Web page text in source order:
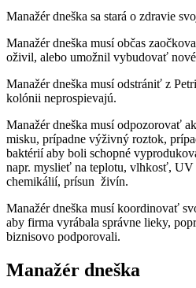
Manažér dneška sa stará o zdravie
Manažér dneška musí občas
oživil, alebo umožnil vybudovať
Manažér dneška musí odstrániť z
kolónii neprospievajú.
Manažér dneška musí odpozorovať
misku, prípadne výživný roztok,
baktérií aby boli schopné
napr. myslieť na teplotu, vlhkosť,
chemikálií, prísun živín.
Manažér dneška musí koordinovať
aby firma vyrábala správne lieky,
biznisovo podporovali.
Manažér dneška